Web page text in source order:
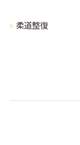
柔道整復